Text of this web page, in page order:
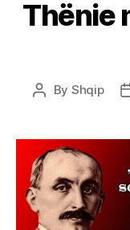
Thënie
Post
By Shqip